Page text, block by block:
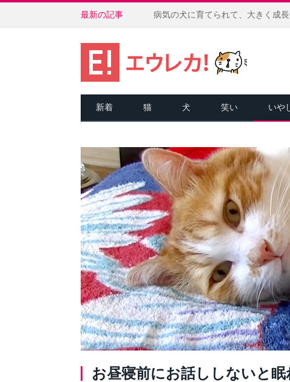
最新の記事
新着 猫 犬 笑い いや
お昼寝前にお話ししないと